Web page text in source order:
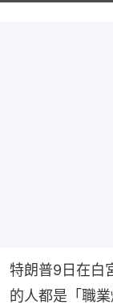
特朗普9日在白
的人都是「職